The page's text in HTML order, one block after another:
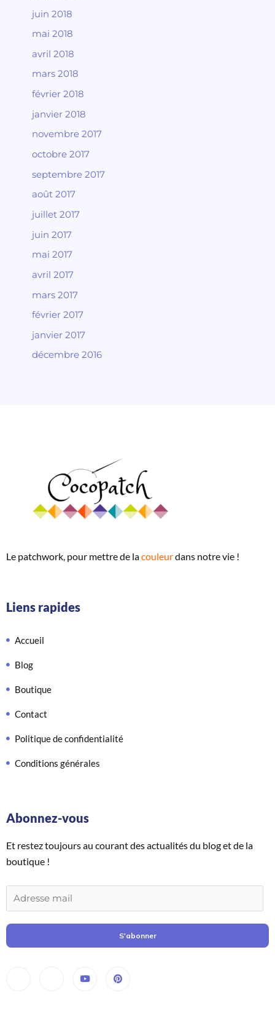
juin 2018
mai 2018
avril 2018
mars 2018
février 2018
janvier 2018
novembre 2017
octobre 2017
septembre 2017
août 2017
juillet 2017
juin 2017
mai 2017
avril 2017
mars 2017
février 2017
janvier 2017
décembre 2016
Le patchwork, pour mettre de lacouleurdans notre vie !
Liens rapides
Accueil
Blog
Boutique
Contact
Politique de confidentialité
Conditions générales
Abonnez-vous
Et restez toujours au courant des actualités du blog et de la
boutique !
S'abonner